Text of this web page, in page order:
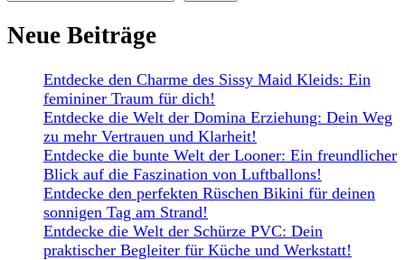
Neue Beiträge
Entdecke den Charme des Sissy Maid Kleids: Ein
femininer Traum für dich!
Entdecke die Welt der Domina Erziehung: Dein Weg
zu mehr Vertrauen und Klarheit!
Entdecke die bunte Welt der Looner: Ein freundlicher
Blick auf die Faszination von Luftballons!
Entdecke den perfekten Rüschen Bikini für deinen
sonnigen Tag am Strand!
Entdecke die Welt der Schürze PVC: Dein
praktischer Begleiter für Küche und Werkstatt!